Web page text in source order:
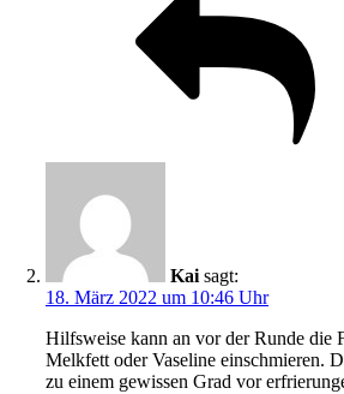
Kai sagt:
18. März 2022 um 10:46 Uhr
Hilfsweise kann an vor der Runde die
Melkfett oder Vaseline einschmieren.
zu einem gewissen Grad vor